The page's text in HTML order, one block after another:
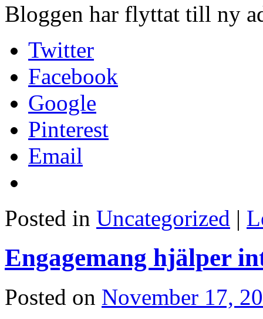
Bloggen har flyttat till ny
Twitter
Facebook
Google
Pinterest
Email
Posted in Uncategorized |
Engagemang hjälper
Posted on November 17,